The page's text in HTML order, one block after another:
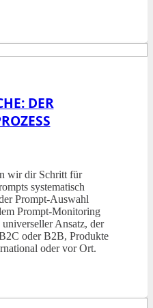
DER
wir dir Schritt für
systematisch
Prompt-Auswahl
Prompt-Monitoring
Ansatz, der
oder B2B, Produkte
oder vor Ort.